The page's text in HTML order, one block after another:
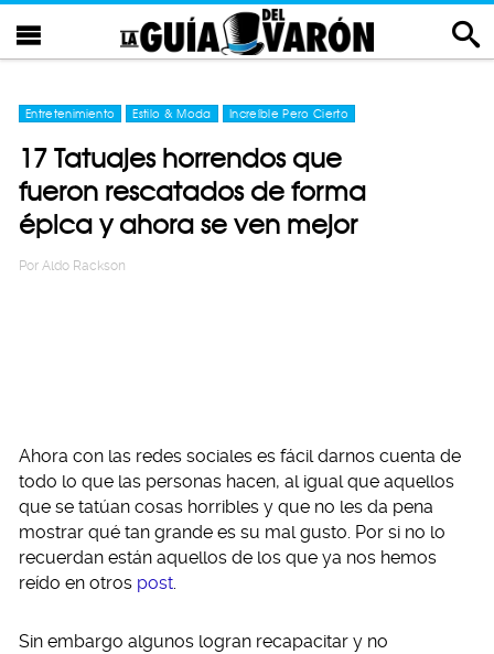
Entretenimiento Estilo & Moda Increíble Pero Cierto
17 Tatuajes horrendos que
fueron rescatados de forma
épica y ahora se ven mejor
Por Aldo Rackson
Ahora con las redes sociales es fácil darnos cuenta de
todo lo que las personas hacen, al igual que aquellos
que se tatúan cosas horribles y que no les da pena
mostrar qué tan grande es su mal gusto. Por si no lo
recuerdan están aquellos de los que ya nos hemos
reído en otros post.
Sin embargo algunos logran recapacitar y no